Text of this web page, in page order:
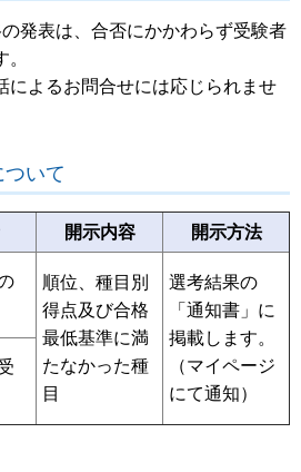
発表は、合否にかかわらず受験者
よるお問合せには応じられませ
いて
開示内容 開示方法
順位、種目別
得点及び合格
最低基準に満
たなかった種
目
選考結果の
「通知書」に
掲載します。
（マイページ
にて通知）